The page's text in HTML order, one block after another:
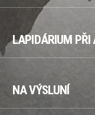
LAPIDÁRIUM PŘI
NA VÝSLUNÍ